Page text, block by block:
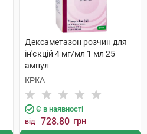
Дексаметазон розчин для
ін'єкцій 4 мг/мл 1 мл 25
ампул
КРКА
Є в наявності
від 728.80 грн